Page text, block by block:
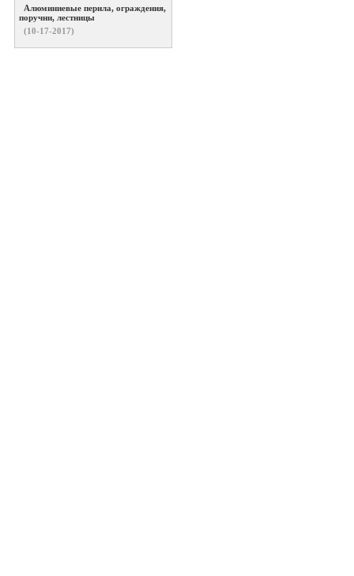
Алюминиевые перила, ограждения,
поручни, лестницы
(10-17-2017)